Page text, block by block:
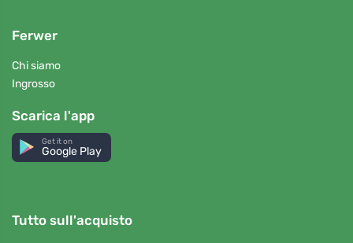
Ferwer
Chi siamo
Ingrosso
Scarica l'app
Get it on
Google Play
Tutto sull'acquisto